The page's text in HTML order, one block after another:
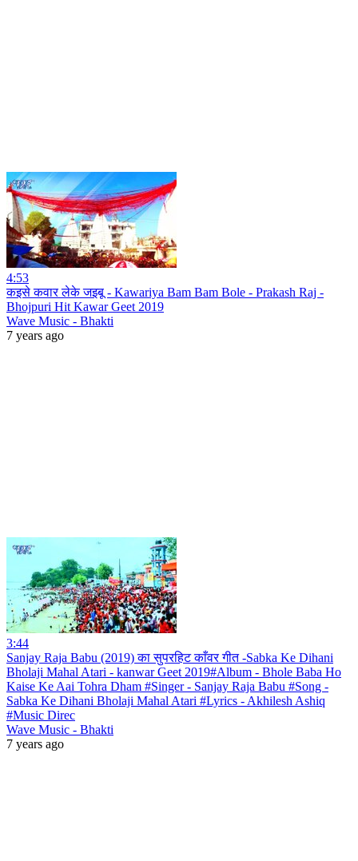
4:53
कइसे कवार लेके जइबू - Kawariya Bam Bam Bole - Prakash Raj -
Bhojpuri Hit Kawar Geet 2019
Wave Music - Bhakti
7 years ago
3:44
Sanjay Raja Babu (2019) का सुपरहिट काँवर गीत -Sabka Ke Dihani
Bholaji Mahal Atari - kanwar Geet 2019#Album - Bhole Baba Ho
Kaise Ke Aai Tohra Dham #Singer - Sanjay Raja Babu #Song -
Sabka Ke Dihani Bholaji Mahal Atari #Lyrics - Akhilesh Ashiq
#Music Direc
Wave Music - Bhakti
7 years ago